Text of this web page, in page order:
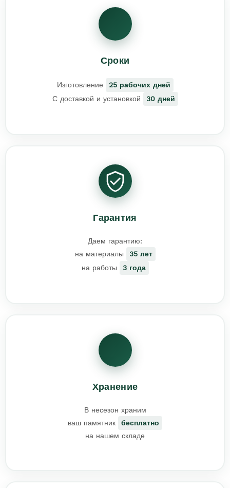
Сроки
Изготовление
25 рабочих дней
С доставкой и установкой
30 дней
Гарантия
Даем гарантию:
на материалы
35 лет
на работы
3 года
Хранение
В несезон храним
ваш памятник
бесплатно
на нашем складе